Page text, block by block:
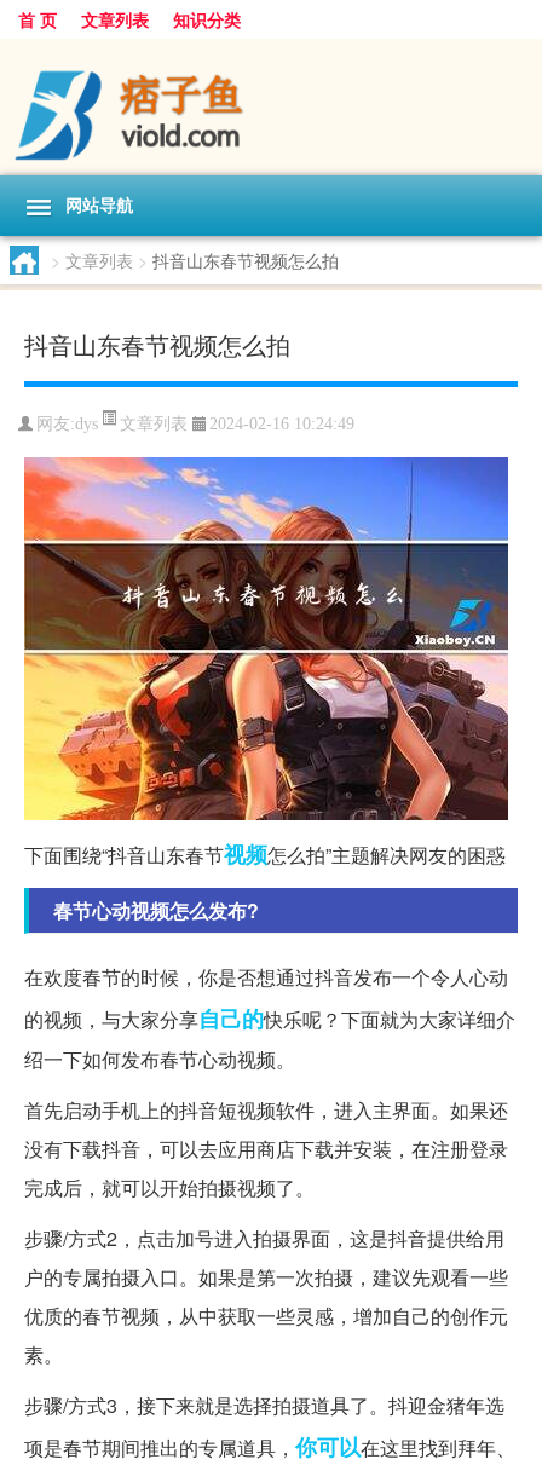
首 页 文章列表 知识分类
网站导航
> 文章列表 > 抖音山东春节视频怎么拍
抖音山东春节视频怎么拍
网友:dys 文章列表 2024-02-16 10:24:49
下面围绕“抖音山东春节视频怎么拍”主题解决网友的困惑
春节心动视频怎么发布?
在欢度春节的时候，你是否想通过抖音发布一个令人心动
的视频，与大家分享自己的快乐呢？下面就为大家详细介
绍一下如何发布春节心动视频。
首先启动手机上的抖音短视频软件，进入主界面。如果还
没有下载抖音，可以去应用商店下载并安装，在注册登录
完成后，就可以开始拍摄视频了。
步骤/方式2，点击加号进入拍摄界面，这是抖音提供给用
户的专属拍摄入口。如果是第一次拍摄，建议先观看一些
优质的春节视频，从中获取一些灵感，增加自己的创作元
素。
步骤/方式3，接下来就是选择拍摄道具了。抖迎金猪年选
项是春节期间推出的专属道具，你可以在这里找到拜年、